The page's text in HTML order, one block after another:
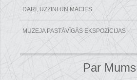
DARI, UZZINI UN MĀCIES
MUZEJA PASTĀVĪGĀS EKSPOZĪCIJAS
Par Mums